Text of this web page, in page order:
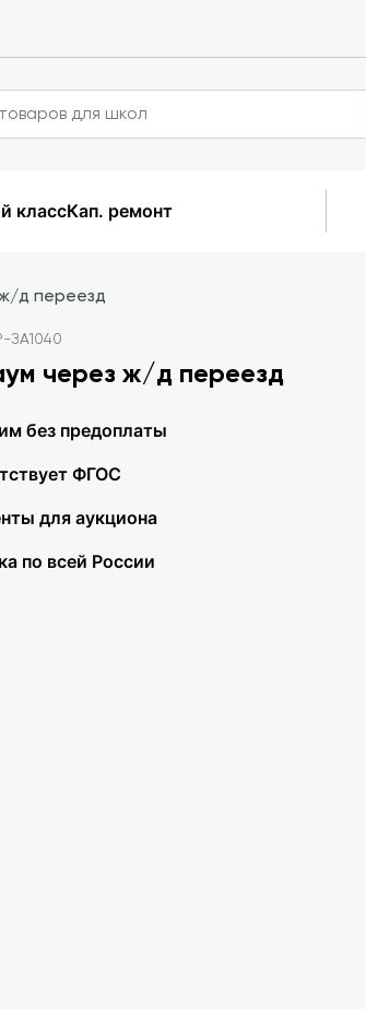
классКап. ремонт
д переезд
ЗА1040
через ж/д переезд
без предоплаты
ФГОС
для аукциона
по всей России